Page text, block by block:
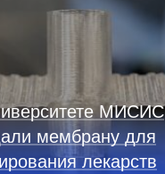
МИСИС
мембрану для
лекарств